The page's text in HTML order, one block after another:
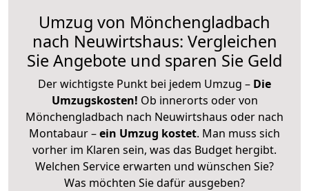
Umzug von Mönchengladbach
nach Neuwirtshaus: Vergleichen
Sie Angebote und sparen Sie Geld
Der wichtigste Punkt bei jedem Umzug – Die
Umzugskosten! Ob innerorts oder von
Mönchengladbach nach Neuwirtshaus oder nach
Montabaur –ein Umzug kostet. Man muss sich
vorher im Klaren sein, was das Budget hergibt.
Welchen Service erwarten und wünschen Sie?
Was möchten Sie dafür ausgeben?